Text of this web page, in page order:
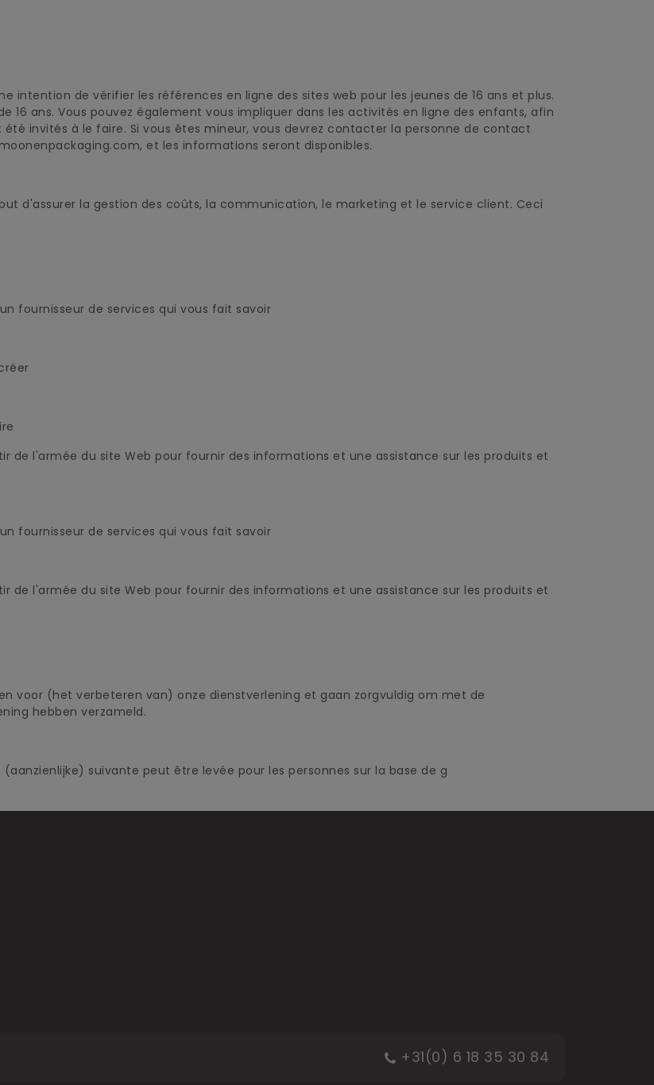
intention de vérifier les références en ligne des sites web pour les jeunes de 16 ans et plus.
16 ans. Vous pouvez également vous impliquer dans les activités en ligne des enfants, afin
invités à le faire. Si vous êtes mineur, vous devrez contacter la personne de contact
et les informations seront disponibles.
d'assurer la gestion des coûts, la communication, le marketing et le service client. Ceci
fournisseur de services qui vous fait savoir
de l'armée du site Web pour fournir des informations et une assistance sur les produits et
fournisseur de services qui vous fait savoir
de l'armée du site Web pour fournir des informations et une assistance sur les produits et
voor (het verbeteren van) onze dienstverlening et gaan zorgvuldig om met de
hebben verzameld.
suivante peut être levée pour les personnes sur la base de g
+31(0) 6 18 35 30 84